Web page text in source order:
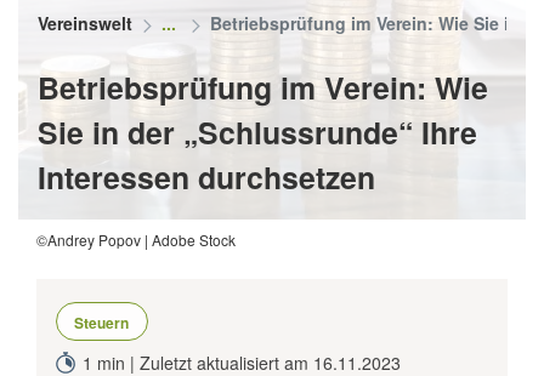
Vereinswelt Betriebsprüfung im Verein: Wie Sie in
Betriebsprüfung im Verein: Wie
Sie in der „Schlussrunde“ Ihre
Interessen durchsetzen
©Andrey Popov | Adobe Stock
Steuern
1 min | Zuletzt aktualisiert am 16.11.2023